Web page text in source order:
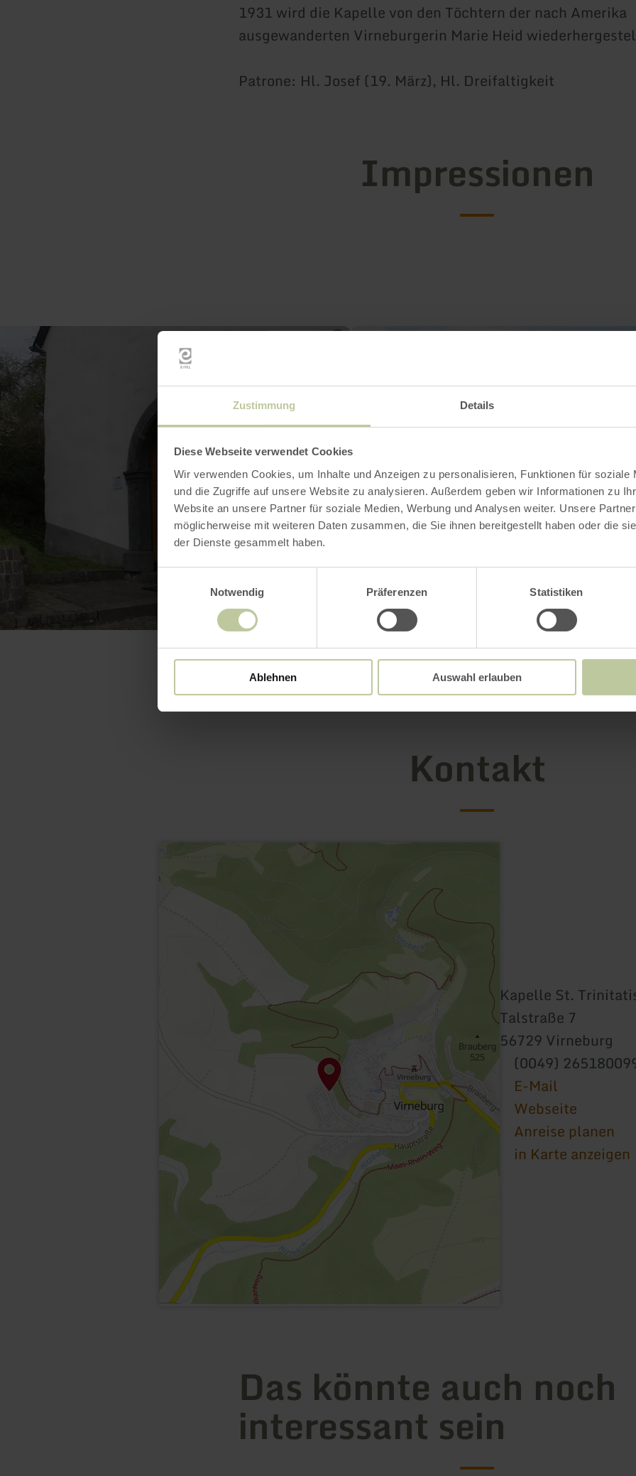
Zustimmung Details
Diese Webseite verwendet Cookies
Wir verwenden Cookies, um Inhalte und Anzeigen zu personalisieren, Funktionen für soziale
und die Zugriffe auf unsere Website zu analysieren. Außerdem geben wir Informationen zu
Website an unsere Partner für soziale Medien, Werbung und Analysen weiter. Unsere
möglicherweise mit weiteren Daten zusammen, die Sie ihnen bereitgestellt haben oder die
der Dienste gesammelt haben.
Notwendig
Präferenzen Statistiken
Ablehnen Auswahl erlauben
1931 wird die Kapelle von den Töchtern der nach Amerika
ausgewanderten Virneburgerin Marie Heid
Patrone: Hl. Josef (19. März), Hl. Dreifaltigkeit
Impressionen
Galerie öffnen
Kontakt
Kapelle St.
Talstraße 7
56729 Virneburg
(0049)
E-Mail
Webseite
Anreise planen
in Karte anzeigen
Das könnte auch noch
interessant sein